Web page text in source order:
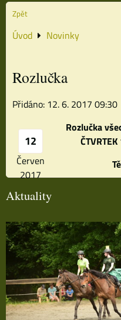
Zpět
Úvod
Novinky
Rozlučka
Přidáno: 12. 6. 2017 09:30
12
Červen
2017
Rozlučka
Aktuality